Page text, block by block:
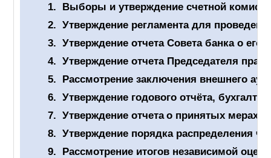
1. Выборы и утверждение счетной
2. Утверждение регламента для
3. Утверждение отчетаСовета банка о его
4. Утверждение отчета Председателя
5. Рассмотрение заключения внешнего
6. Утверждение годового отчёта,
7. Утверждение отчета о принятых мерах
8. Утверждение порядка распределения
9. Рассмотрение итогов независимой